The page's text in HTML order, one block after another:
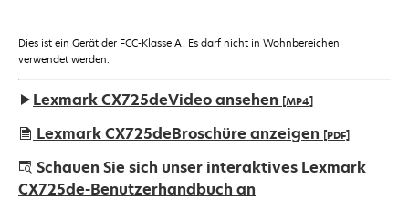
Dies ist ein Gerät der FCC-Klasse A. Es darf nicht in Wohnbereichen
verwendet werden.
Lexmark CX725deVideo ansehen [MP4]
Lexmark CX725deBroschüre anzeigen [PDF]
wird
in
Schauen Sie sich unser interaktives Lexmark
CX725de-Benutzerhandbuch an